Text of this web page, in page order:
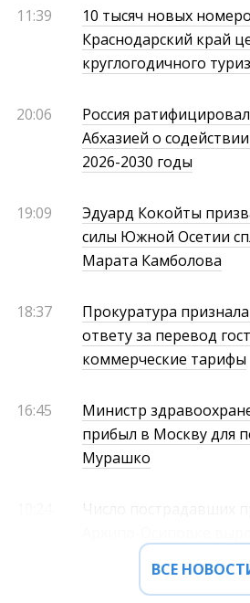
11:39
10 тысяч новых
Краснодарский край
круглогодичного
20:06
Россия
Абхазией о
2026-2030 годы
19:09
Эдуард Кокойты
силы Южной Осетии
Марата Камболова
18:37
Прокуратура
ответу за перевод
коммерческие тарифы
16:45
Министр
прибыл в Москву для
Мурашко
Число пострадавших
ВСЕ